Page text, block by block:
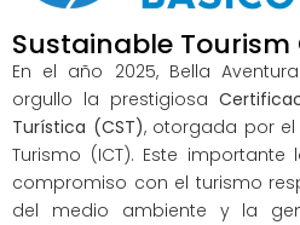
Sustainable
En el año 2025, Bella
orgullo la prestigiosa
Turística (CST), otorgada por el
Turismo (ICT). Este
compromiso con el turismo
del medio ambiente y la